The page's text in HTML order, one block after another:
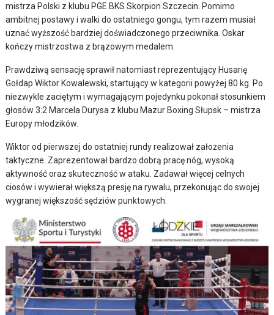
mistrza Polski z klubu PGE BKS Skorpion Szczecin. Pomimo
ambitnej postawy i walki do ostatniego gongu, tym razem musiał
uznać wyższość bardziej doświadczonego przeciwnika. Oskar
kończy mistrzostwa z brązowym medalem.
Prawdziwą sensację sprawił natomiast reprezentujący Husarię
Gołdap Wiktor Kowalewski, startujący w kategorii powyżej 80 kg. Po
niezwykle zaciętym i wymagającym pojedynku pokonał stosunkiem
głosów 3:2 Marcela Durysa z klubu Mazur Boxing Słupsk – mistrza
Europy młodzików.
Wiktor od pierwszej do ostatniej rundy realizował założenia
taktyczne. Zaprezentował bardzo dobrą pracę nóg, wysoką
aktywność oraz skuteczność w ataku. Zadawał więcej celnych
ciosów i wywierał większą presję na rywalu, przekonując do swojej
wygranej większość sędziów punktowych.